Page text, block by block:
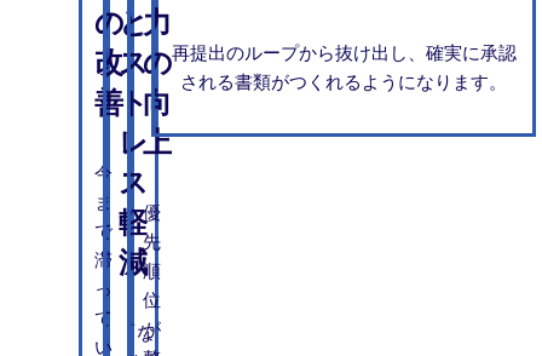
の
改
善
今
ま
で
滞
っ
て
い
と
ス
ト
レ
ス
軽
減
「な
力
の
向
上
優
先
順
位
が
再提出のループから抜け出し、確実に承認
される書類がつくれるようになります。